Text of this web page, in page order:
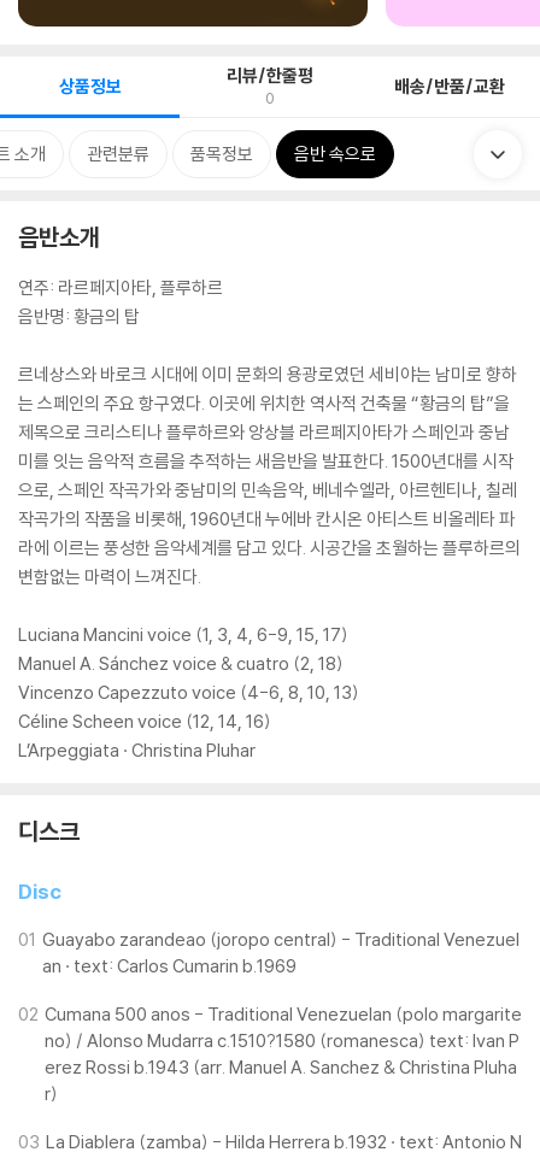
상품정보 리뷰/한줄평
0 배송/반품/교환
소개 관련분류 품목정보 음반 속으로
음반소개
연주: 라르페지아타, 플루하르
음반명: 황금의 탑
르네상스와 바로크 시대에 이미 문화의 용광로였던 세비야는 남미로 향하
는 스페인의 주요 항구였다. 이곳에 위치한 역사적 건축물 “황금의 탑”을
제목으로 크리스티나 플루하르와 앙상블 라르페지아타가 스페인과 중남
미를 잇는 음악적 흐름을 추적하는 새음반을 발표한다. 1500년대를 시작
으로, 스페인 작곡가와 중남미의 민속음악, 베네수엘라, 아르헨티나, 칠레
작곡가의 작품을 비롯해, 1960년대 누에바 칸시온 아티스트 비올레타 파
라에 이르는 풍성한 음악세계를 담고 있다. 시공간을 초월하는 플루하르의
변함없는 마력이 느껴진다.
Luciana Mancini voice (1, 3, 4, 6-9, 15, 17)
Manuel A. Sánchez voice & cuatro (2, 18)
Vincenzo Capezzuto voice (4-6, 8, 10, 13)
Céline Scheen voice (12, 14, 16)
L’Arpeggiata · Christina Pluhar
디스크
Disc
01 Guayabo zarandeao (joropo central) - Traditional Venezuel
an · text: Carlos Cumarin b.1969
02 Cumana 500 anos - Traditional Venezuelan (polo margarite
no) / Alonso Mudarra c.1510?1580 (romanesca) text: Ivan P
erez Rossi b.1943 (arr. Manuel A. Sanchez & Christina Pluha
r)
03 La Diablera (zamba) - Hilda Herrera b.1932 · text: Antonio N